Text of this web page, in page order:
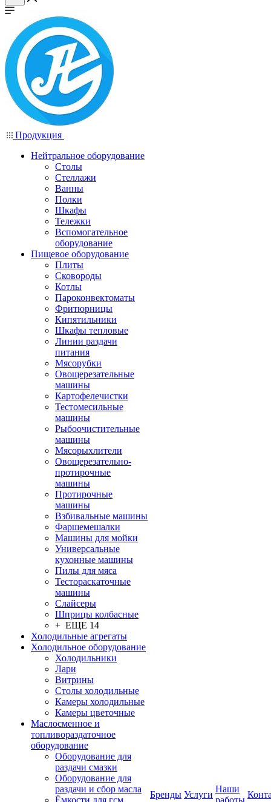
Продукция
Нейтральное оборудование
Столы
Стеллажи
Ванны
Полки
Шкафы
Тележки
Вспомогательное
оборудование
Пищевое оборудование
Плиты
Сковороды
Котлы
Пароконвектоматы
Фритюрницы
Кипятильники
Шкафы тепловые
Линии раздачи
питания
Мясорубки
Овощерезательные
машины
Картофелечистки
Тестомесильные
машины
Рыбоочистительные
машины
Мясорыхлители
Овощерезательно-
протирочные
машины
Протирочные
машины
Взбивальные машины
Фаршемешалки
Машины для мойки
Универсальные
кухонные машины
Пилы для мяса
Тестораскаточные
машины
Слайсеры
Шприцы колбасные
+ ЕЩЕ 14
Холодильные агрегаты
Холодильное оборудование
Холодильники
Лари
Витрины
Столы холодильные
Камеры холодильные
Камеры цветочные
Маслосменное и
топливораздаточное
оборудование
Оборудование для
раздачи смазки
Оборудование для
раздачи и сбор масла
Ёмкости для гсм
Бренды Услуги
Наши
работы